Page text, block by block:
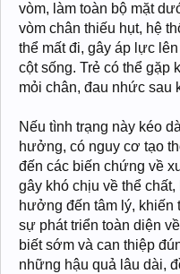
vòm, làm toàn bộ mặt
vòm chân thiếu hụt, hệ
thể mất đi, gây áp lực
cột sống. Trẻ có thể gặp
mỏi chân, đau nhức sau
Nếu tình trạng này kéo
hưởng, có nguy cơ tạo
đến các biến chứng về
gây khó chịu về thể
hưởng đến tâm lý, khiến
sự phát triển toàn diện
biết sớm và can thiệp
những hậu quả lâu dài,